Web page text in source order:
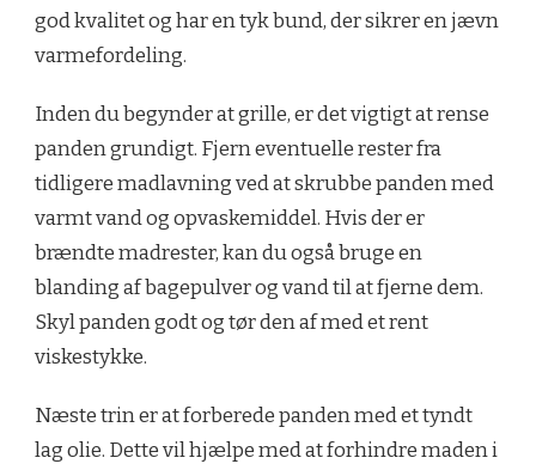
god kvalitet og har en tyk bund, der sikrer en jævn
varmefordeling.
Inden du begynder at grille, er det vigtigt at rense
panden grundigt. Fjern eventuelle rester fra
tidligere madlavning ved at skrubbe panden med
varmt vand og opvaskemiddel. Hvis der er
brændte madrester, kan du også bruge en
blanding af bagepulver og vand til at fjerne dem.
Skyl panden godt og tør den af med et rent
viskestykke.
Næste trin er at forberede panden med et tyndt
lag olie. Dette vil hjælpe med at forhindre maden i